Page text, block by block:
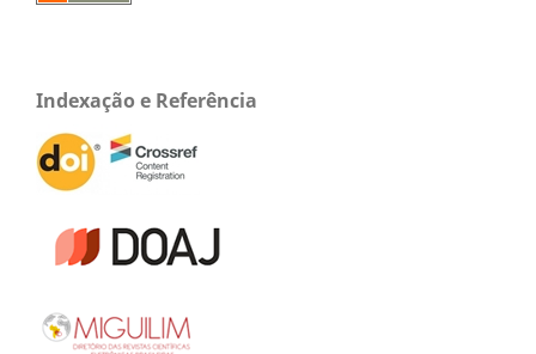
Indexação e Referência